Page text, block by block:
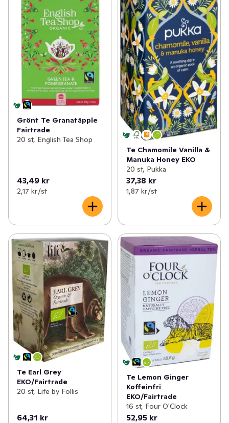
Grönt Te Granatäpple
Fairtrade
20 st, English Tea Shop
43,49 kr
2,17 kr /st
Te Chamomile Vanilla &
Manuka Honey EKO
20 st, Pukka
37,38 kr
1,87 kr /st
Te Earl Grey
EKO/Fairtrade
20 st, Life by Follis
64,31 kr
Te Lemon Ginger
Koffeinfri
EKO/Fairtrade
16 st, Four O'Clock
52,95 kr